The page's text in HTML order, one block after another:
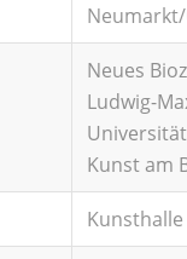
Neues
Ludwig-
Kunst am
Kunsthalle